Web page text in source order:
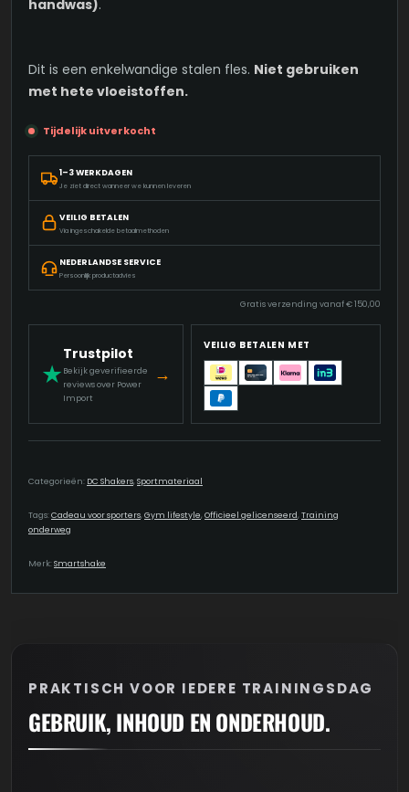
handwas).
Dit is een enkelwandige stalen fles. Niet gebruiken
met hete vloeistoffen.
Tijdelijk uitverkocht
1–3 WERKDAGEN
Je ziet direct wanneer we kunnen leveren
VEILIG BETALEN
Via ingeschakelde betaalmethoden
NEDERLANDSE SERVICE
Persoonlijk productadvies
Gratis verzending vanaf€150,00
★
Trustpilot
Bekijk geverifieerde
reviews over Power
Import
→
VEILIG BETALEN MET
Categorieën: DC Shakers,Sportmateriaal
Tags:Cadeau voor sporters,Gym lifestyle,Officieel gelicenseerd,Training
onderweg
Merk:Smartshake
PRAKTISCH VOOR IEDERE TRAININGSDAG
GEBRUIK, INHOUD EN ONDERHOUD.